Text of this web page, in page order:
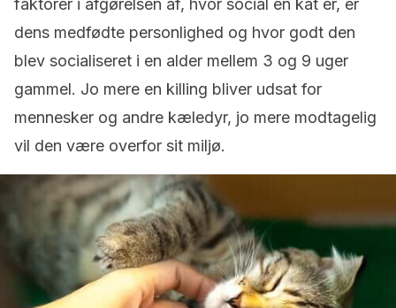
faktorer i afgørelsen af, hvor social en kat er, er
dens medfødte personlighed og hvor godt den
blev socialiseret i en alder mellem 3 og 9 uger
gammel. Jo mere en killing bliver udsat for
mennesker og andre kæledyr, jo mere modtagelig
vil den være overfor sit miljø.